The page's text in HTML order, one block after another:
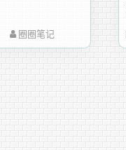
圈圈笔记